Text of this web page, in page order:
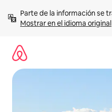
contenidoMostrar en el idioma original